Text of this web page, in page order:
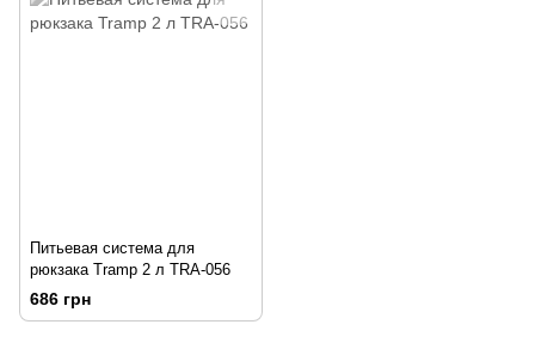
Питьевая система для
рюкзака Tramp 2 л TRA-056
686 грн